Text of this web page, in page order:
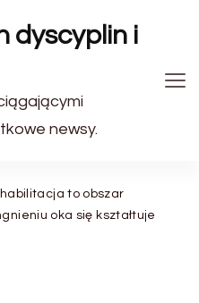
dyscyplin i
newsy.
to obszar
oka się kształtuje